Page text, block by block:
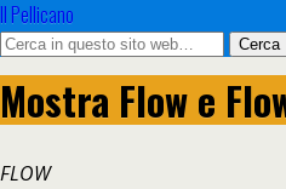
Il Pellicano
Mostra Flow e
FLOW